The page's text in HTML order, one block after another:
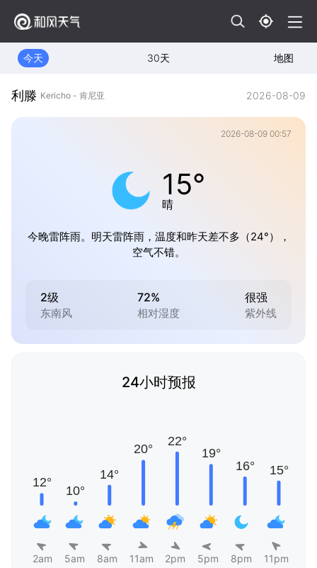
今天 30天 地图
利滕 Kericho - 肯尼亚 2026-08-09
2026-08-09 00:57
15°
晴
今晚雷阵雨。明天雷阵雨，温度和昨天差不多（24°），
空气不错。
2级
东南风
72%
相对湿度
很强
紫外线
24小时预报
2am 5am 8am 11am 2pm 5pm 8pm 11pm